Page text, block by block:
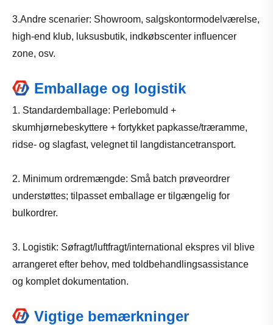
3.Andre scenarier: Showroom, salgskontormodelværelse,
high-end klub, luksusbutik, indkøbscenter influencer
zone, osv.
Emballage og logistik
1. Standardemballage: Perlebomuld +
skumhjørnebeskyttere + fortykket papkasse/træramme,
ridse- og slagfast, velegnet til langdistancetransport.
2. Minimum ordremængde: Små batch prøveordrer
understøttes; tilpasset emballage er tilgængelig for
bulkordrer.
3. Logistik: Søfragt/luftfragt/international ekspres vil blive
arrangeret efter behov, med toldbehandlingsassistance
og komplet dokumentation.
Vigtige bemærkninger